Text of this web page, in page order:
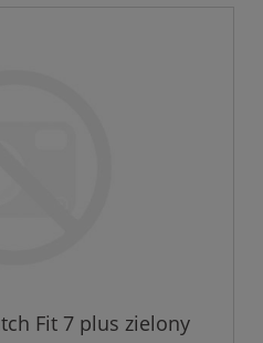
Fit 7 plus zielony